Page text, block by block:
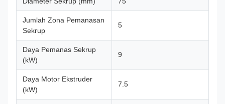
Jumlah Zona Pemanasan
Sekrup
5
Daya Pemanas Sekrup
(kW)
9
Daya Motor Ekstruder
(kW)
7.5